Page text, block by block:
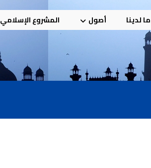
لدينا أصول المشروع الإسلامي